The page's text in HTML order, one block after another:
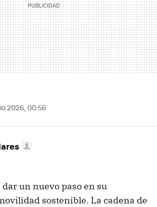
2026, 00:56
dar un nuevo paso en su
sostenible. La cadena de